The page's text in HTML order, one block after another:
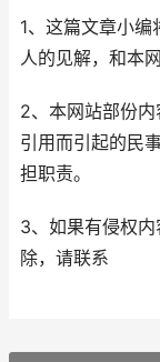
1、这篇文章小
人的见解，和本
2、本网站部份
引用而引起的民
担职责。
3、如果有侵权
除，请联系